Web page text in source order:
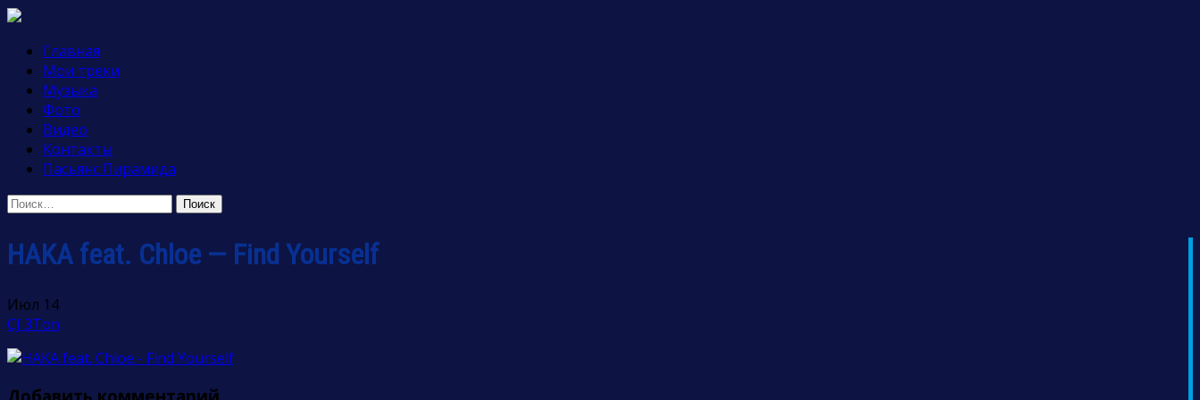
Skip
contentГлавная
Мои треки
Музыка
Фото
Видео
Контакты
Пасьянс Пирамида
Найти:
HAKA feat. Chloe — Find Yourself
Июл 14
CJ 3Ton